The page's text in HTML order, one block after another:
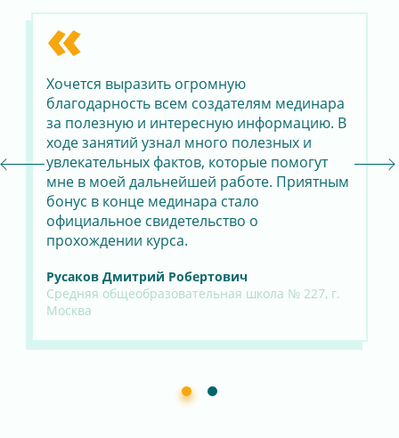
«
Хочется выразить огромную
благодарность всем создателям мединара
за полезную и интересную информацию. В
ходе занятий узнал много полезных и
увлекательных фактов, которые помогут
мне в моей дальнейшей работе. Приятным
бонус в конце мединара стало
официальное свидетельство о
прохождении курса.
Русаков Дмитрий Робертович
Средняя общеобразовательная школа № 227, г.
Москва